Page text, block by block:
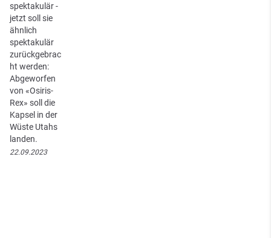
spektakulär -
jetzt soll sie
ähnlich
spektakulär
zurückgebrac
ht werden:
Abgeworfen
von «Osiris-
Rex» soll die
Kapsel in der
Wüste Utahs
landen.
22.09.2023